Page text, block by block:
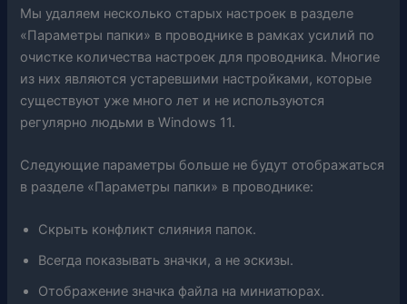
Мы удаляем несколько старых настроек в разделе
«Параметры папки» в проводнике в рамках усилий по
очистке количества настроек для проводника. Многие
из них являются устаревшими настройками, которые
существуют уже много лет и не используются
регулярно людьми в Windows 11.
Следующие параметры больше не будут отображаться
в разделе «Параметры папки» в проводнике:
Скрыть конфликт слияния папок.
Всегда показывать значки, а не эскизы.
Отображение значка файла на миниатюрах.